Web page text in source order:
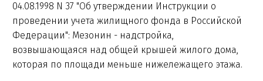
04.08.1998 N 37 "Об утверждении Инструкции о
проведении учета жилищного фонда в Российской
Федерации": Мезонин - надстройка,
возвышающаяся над общей крышей жилого дома,
которая по площади меньше нижележащего этажа.